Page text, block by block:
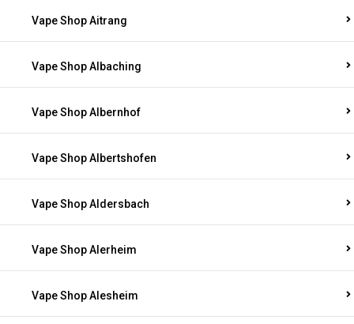
Vape Shop Aitrang
Vape Shop Albaching
Vape Shop Albernhof
Vape Shop Albertshofen
Vape Shop Aldersbach
Vape Shop Alerheim
Vape Shop Alesheim